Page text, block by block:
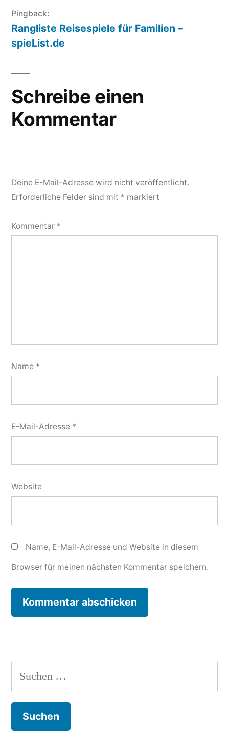
Pingback:
Rangliste Reisespiele für Familien –
spieList.de
Schreibe einen
Kommentar
Deine E-Mail-Adresse wird nicht veröffentlicht.
Erforderliche Felder sind mit * markiert
Kommentar *
Name *
E-Mail-Adresse *
Website
Name, E-Mail-Adresse und Website in diesem
Browser für meinen nächsten Kommentar speichern.
Suchen
nach: